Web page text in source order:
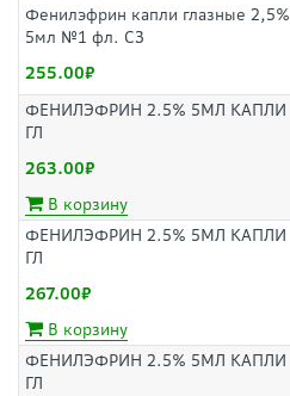
Фенилэфрин капли глазные 2,5%
5мл №1 фл. СЗ
255.00
ФЕНИЛЭФРИН 2.5% 5МЛ КАПЛИ
ГЛ
263.00
В корзину
ФЕНИЛЭФРИН 2.5% 5МЛ КАПЛИ
ГЛ
267.00
В корзину
ФЕНИЛЭФРИН 2.5% 5МЛ КАПЛИ
ГЛ